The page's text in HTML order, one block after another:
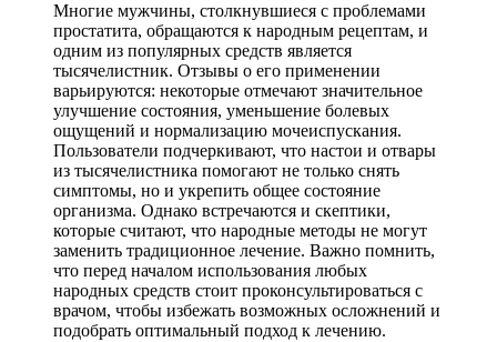
Многие мужчины, столкнувшиеся с проблемами
простатита, обращаются к народным рецептам, и
одним из популярных средств является
тысячелистник. Отзывы о его применении
варьируются: некоторые отмечают значительное
улучшение состояния, уменьшение болевых
ощущений и нормализацию мочеиспускания.
Пользователи подчеркивают, что настои и отвары
из тысячелистника помогают не только снять
симптомы, но и укрепить общее состояние
организма. Однако встречаются и скептики,
которые считают, что народные методы не могут
заменить традиционное лечение. Важно помнить,
что перед началом использования любых
народных средств стоит проконсультироваться с
врачом, чтобы избежать возможных осложнений и
подобрать оптимальный подход к лечению.